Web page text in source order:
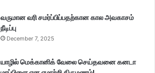
வருமான வரி சமர்ப்பிப்பதற்கான கால அவகாசம்
நீடிப்பு
December 7, 2025
யாழில் மெக்கானிக் வேலை செய்தவனை கனடா